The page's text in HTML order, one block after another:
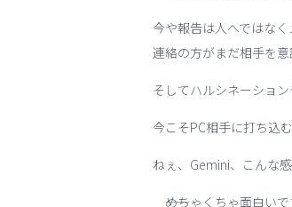
今や報告は人へではな
連絡の方がまだ相手を
そしてハルシネーショ
今こそPC相手に打ち込
ねぇ、Gemini、こんな
――めちゃくちゃ面白い